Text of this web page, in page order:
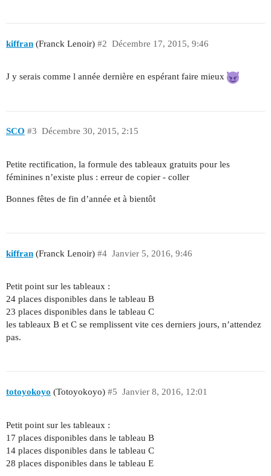
kiffran (Franck Lenoir) Décembre 17, 2015, 9:46
#2
J y serais comme l année dernière en espérant faire mieux
SCO Décembre 30, 2015, 2:15
#3
Petite rectification, la formule des tableaux gratuits pour les
féminines n’existe plus : erreur de copier - coller
Bonnes fêtes de fin d’année et à bientôt
kiffran (Franck Lenoir) Janvier 5, 2016, 9:46
#4
Petit point sur les tableaux :
24 places disponibles dans le tableau B
23 places disponibles dans le tableau C
les tableaux B et C se remplissent vite ces derniers jours, n’attendez
pas.
totoyokoyo (Totoyokoyo) Janvier 8, 2016, 12:01
#5
Petit point sur les tableaux :
17 places disponibles dans le tableau B
14 places disponibles dans le tableau C
28 places disponibles dans le tableau E